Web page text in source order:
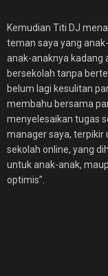
Kemudian Titi DJ
teman saya yang
anak-anaknya kadang
bersekolah tanpa
belum lagi kesulitan
membahu bersama
menyelesaikan tugas
manager saya,
sekolah online, yang
untuk anak-anak,
optimis”.